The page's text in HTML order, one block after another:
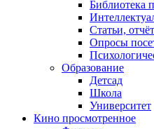
Библиотека
Статьи,
Опросы
Образование
Детсад
Школа
Университет
Кино просмотренное